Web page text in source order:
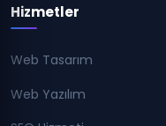
Hizmetler
Web Tasarım
Web Yazılım